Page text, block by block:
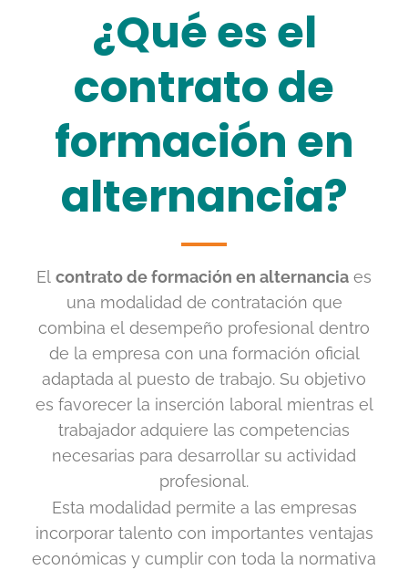
¿Qué es el
contrato de
formación en
alternancia?
El contrato de formación en alternancia es
una modalidad de contratación que
combina el desempeño profesional dentro
de la empresa con una formación oficial
adaptada al puesto de trabajo. Su objetivo
es favorecer la inserción laboral mientras el
trabajador adquiere las competencias
necesarias para desarrollar su actividad
profesional.
Esta modalidad permite a las empresas
incorporar talento con importantes ventajas
económicas y cumplir con toda la normativa